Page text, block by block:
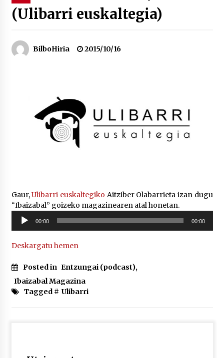
Tuba eta bonbardinoaren astea, Bilboko
Kontserbatorioan protagonista
2026/07/16
Gaur abitua da Bilbao bbk live jaialdia
2026/07/09
POTTO: San Pedro jaietako bertso-saioa
2026/07/09
Larunbatean Plentziako Itsas Martxa ospatuko
(Ulibarri euskaltegia)
BilboHiria 2015/10/16
Gaur,Ulibarri euskaltegiko Aitziber Olabarrieta izan dugu
“Ibaizabal” goizeko magazinearen atal honetan.
Soinu
erreproduzigailua
00:00 00:00
Deskargatu hemen
Posted in Entzungai (podcast),
Ibaizabal Magazina
Tagged # Ulibarri